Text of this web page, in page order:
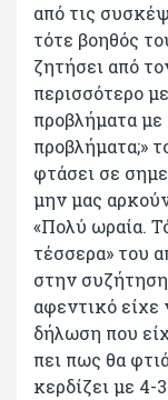
από τις
τότε βοηθός
ζητήσει από
περισσότερο
προβλήματα με
προβλήματα;»
φτάσει σε
μην μας
«Πολύ ωραία.
τέσσερα» του
στην συζήτηση
αφεντικό είχε
δήλωση που
πει πως θα
κερδίζει με 4-